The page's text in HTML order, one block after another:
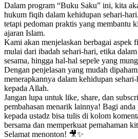
Dalam program “Buku Saku” ini, kita
hukum fiqih dalam kehidupan sehari-
tetapi pedoman praktis yang membantu
ajaran Islam.
Kami akan menjelaskan berbagai aspek
mulai dari ibadah sehari-hari, etika
sesama, hingga hal-hal sepele yang
Dengan penjelasan yang mudah
menerapkannya dalam kehidupan
kepada Allah.
Jangan lupa untuk like, share, dan
pembahasan menarik lainnya! Bagi
kepada ustadz bisa tulis di kolom
bersama dan memperkuat pemahaman
Selamat menonton! 🎥✨